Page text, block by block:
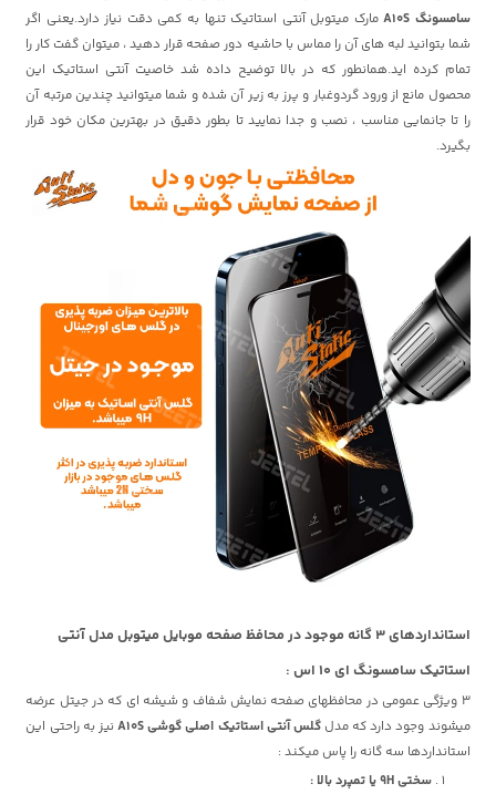
سامسونگ A10S
مارک میتوبل آنتی استاتیک تنها به کمی دقت نیاز دارد.یعنی اگر
شما بتوانید لبه های آن را مماس با حاشیه دور صفحه قرار دهید ، میتوان گفت کار را
تمام کرده اید.همانطور که در بالا توضیح داده شد خاصیت آنتی استاتیک این
محصول مانع از ورود گردوغبار و پرز به زیر آن شده و شما میتوانید چندین مرتبه آن
را تا جانمایی مناسب ، نصب و جدا نمایید تا بطور دقیق در بهترین مکان خود قرار
بگیرد.
استانداردهای 3 گانه موجود در محافظ صفحه موبایل میتوبل مدل آنتی
استاتیک سامسونگ ای 10 اس :
3 ویژگی عمومی در محافظهای صفحه نمایش شفاف و شیشه ای که در جیتل عرضه
میشوند وجود دارد که مدلگلس آنتی استاتیک اصلی گوشی A10S
نیز به راحتی این
استانداردها سه گانه را پاس میکند :
سختی 9H یا تمپرد بالا :